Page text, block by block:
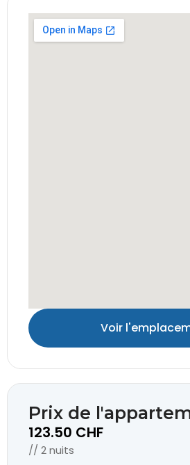
Voir
Prix de
123.50 CHF
// 2 nuits